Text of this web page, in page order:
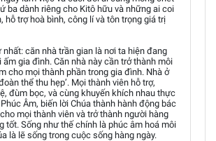
ba dành riêng cho Kitô hữu và những ai coi
hỗ trợ hoà bình, công lí và tôn trọng giá trị
căn nhà trần gian là nơi ta hiện đang
ấm gia đình. Căn nhà này cần trở thành môi
cho mọi thành phần trong gia đình. Nhà ở
thể thu hẹp’. Mọi thành viên hỗ trợ,
đùm bọc, và cùng khuyến khích nhau thực
Âm, biến lời Chúa thành hành động bác
mọi thành viên và trở thành người hàng
tốt. Sống như thế chính là phúc âm hoá môi
là lẽ sống trong cuộc sống hàng ngày.